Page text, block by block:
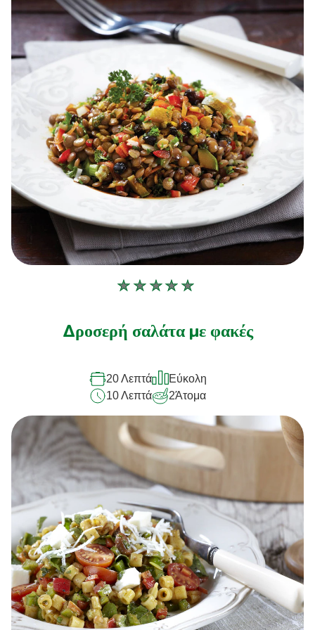
Δεν
αξιολογήσεις
το
recipe
Δροσερή σαλάτα με φακές
20 Λεπτά
Εύκολη
10 Λεπτά
2Άτομα